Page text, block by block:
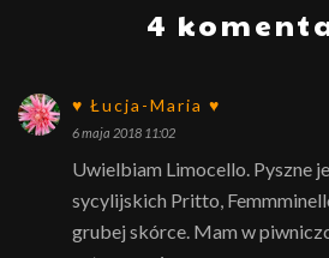
4
♥ Łucja-Maria ♥
6 maja 2018 11:02
Uwielbiam Limocello. Pyszne
sycylijskich Pritto,
grubej skórce. Mam w